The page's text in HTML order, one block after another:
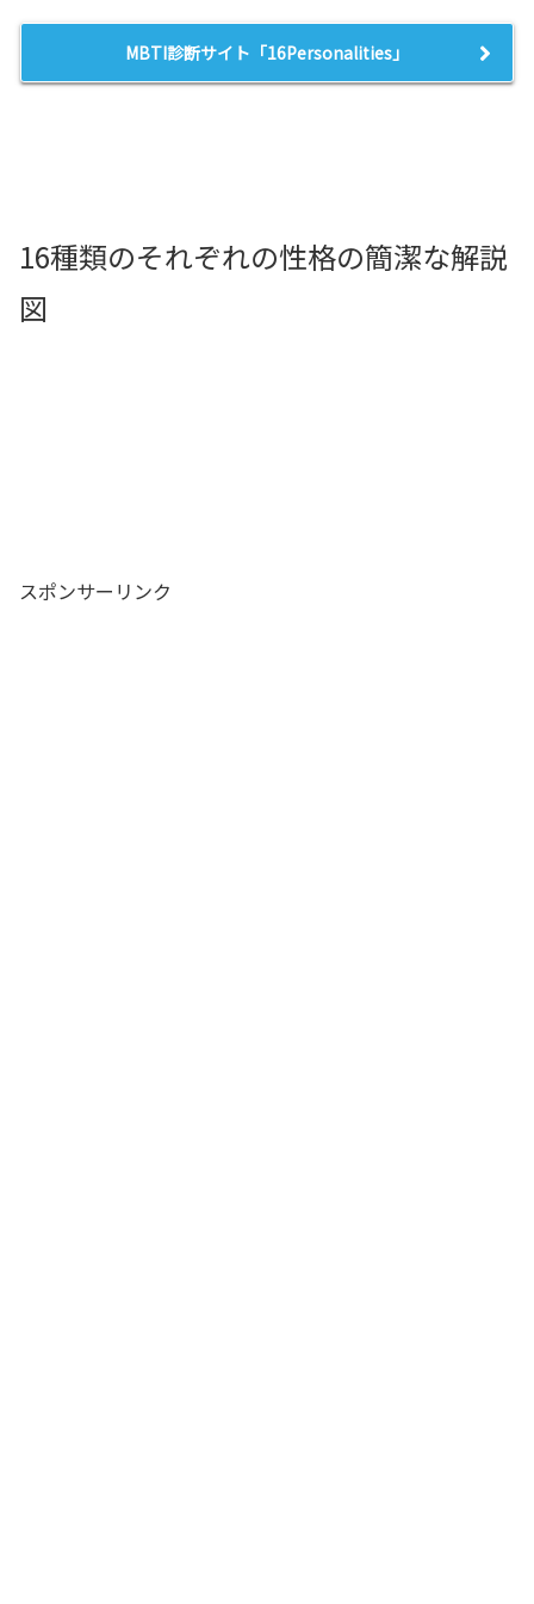
MBTI診断サイト「16Personalities」
16種類のそれぞれの性格の簡潔な解説
図
スポンサーリンク